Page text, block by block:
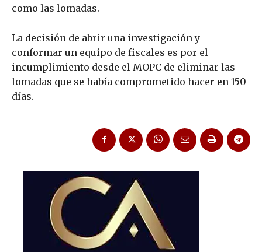
como las lomadas.
La decisión de abrir una investigación y
conformar un equipo de fiscales es por el
incumplimiento desde el MOPC de eliminar las
lomadas que se había comprometido hacer en 150
días.